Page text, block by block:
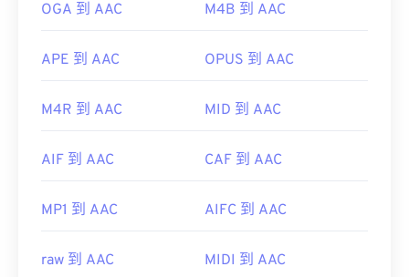
OGA 到 AAC M4B 到 AAC
APE 到 AAC OPUS 到 AAC
M4R 到 AAC MID 到 AAC
AIF 到 AAC CAF 到 AAC
MP1 到 AAC AIFC 到 AAC
raw 到 AAC MIDI 到 AAC